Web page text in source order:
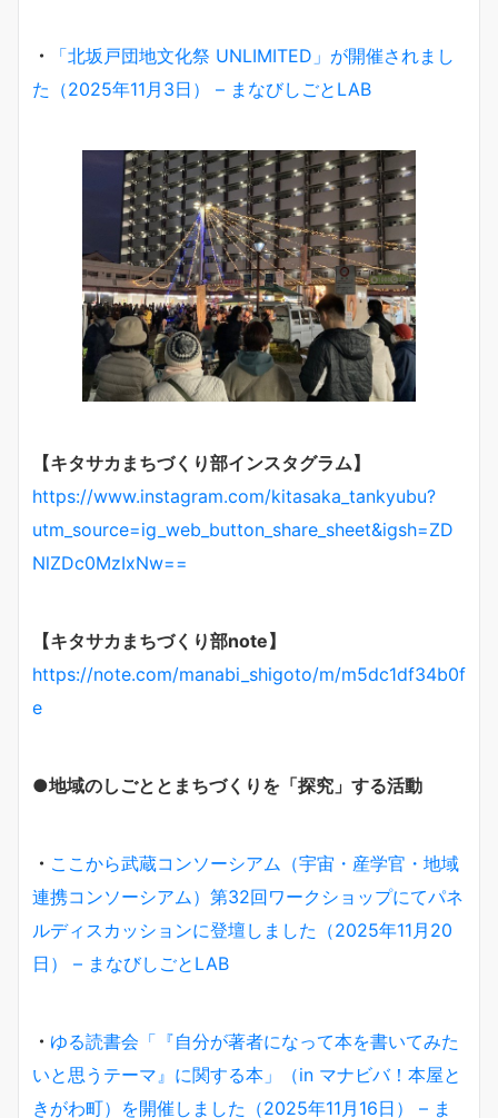
・
「北坂戸団地文化祭 UNLIMITED」が開催されまし
た（2025年11月3日） – まなびしごとLAB
【キタサカまちづくり部インスタグラム】
https://www.instagram.com/kitasaka_tankyubu?
utm_source=ig_web_button_share_sheet&igsh=ZD
NlZDc0MzIxNw==
【キタサカまちづくり部note】
https://note.com/manabi_shigoto/m/m5dc1df34b0f
e
●地域のしごととまちづくりを「探究」する活動
・ ここから武蔵コンソーシアム（宇宙・産学官・地域
連携コンソーシアム）第32回ワークショップにてパネ
ルディスカッションに登壇しました（2025年11月20
日） – まなびしごとLAB
・ ゆる読書会「『自分が著者になって本を書いてみた
いと思うテーマ』に関する本」（in マナビバ！本屋と
きがわ町）を開催しました（2025年11月16日） – ま